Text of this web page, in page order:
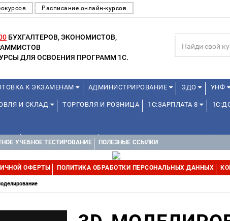
Расписание онлайн-курсов
БУХГАЛТЕРОВ, ЭКОНОМИСТОВ,
ДЛЯ ОСВОЕНИЯ ПРОГРАММ 1С.
К ЭКЗАМЕНАМ АДМИНИСТРИРОВАНИЕ ЭДО УНФ
И СКЛАД ТОРГОВЛЯ И РОЗНИЦА 1С:ЗАРПЛАТА 8
1С ДЛЯ ШКОЛЬНИКОВ 1С:УПРАВЛЕНИЕ ХОЛДИНГОМ
УЧЕБНОЕ ТЕСТИРОВАНИЕ ПОЛЕЗНЫЕ ССЫЛКИ
ОФЕРТЫ ПОЛИТИКА ОБРАБОТКИ ПЕРСОНАЛЬНЫХ ДАННЫХ